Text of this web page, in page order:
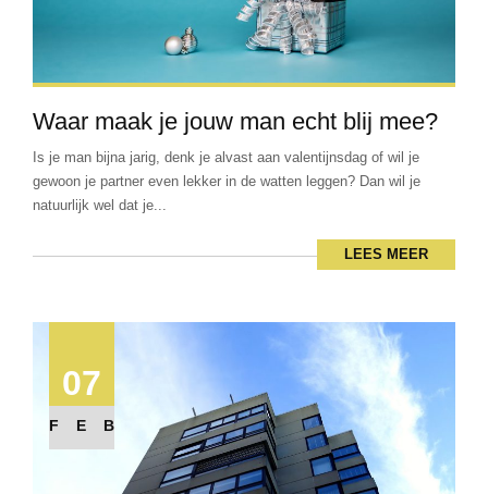
Waar maak je jouw man echt blij mee?
Is je man bijna jarig, denk je alvast aan valentijnsdag of wil je
gewoon je partner even lekker in de watten leggen? Dan wil je
natuurlijk wel dat je...
LEES MEER
07
FEB